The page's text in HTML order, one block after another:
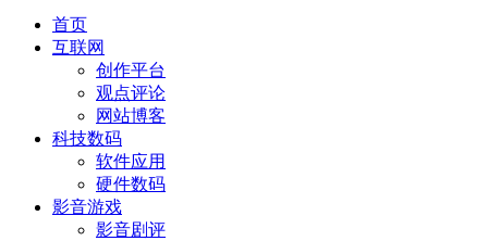
首页
互联网
创作平台
观点评论
网站博客
科技数码
软件应用
硬件数码
影音游戏
影音剧评